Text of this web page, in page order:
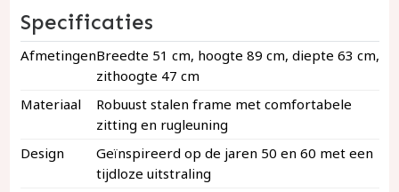
Specificaties
AfmetingenBreedte 51 cm, hoogte 89 cm, diepte 63 cm,
zithoogte 47 cm
Materiaal
Robuust stalen frame met comfortabele
zitting en rugleuning
Design
Geïnspireerd op de jaren 50 en 60 met een
tijdloze uitstraling